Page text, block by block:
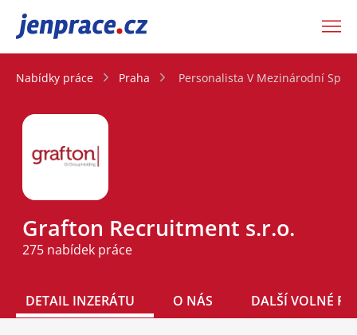
JenPráce.cz
Nabídky práce Praha Personalista V Mezinárodní
Grafton Recruitment s.r.o.
275 nabídek práce
DETAIL INZERÁTU O NÁS DALŠÍ VOLNÉ